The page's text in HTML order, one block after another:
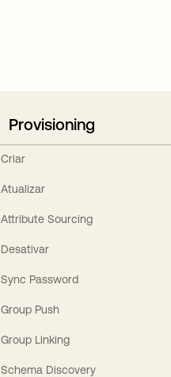
Provisioning
Criar
Atualizar
Attribute Sourcing
Desativar
Sync Password
Group Push
Group Linking
Schema Discovery